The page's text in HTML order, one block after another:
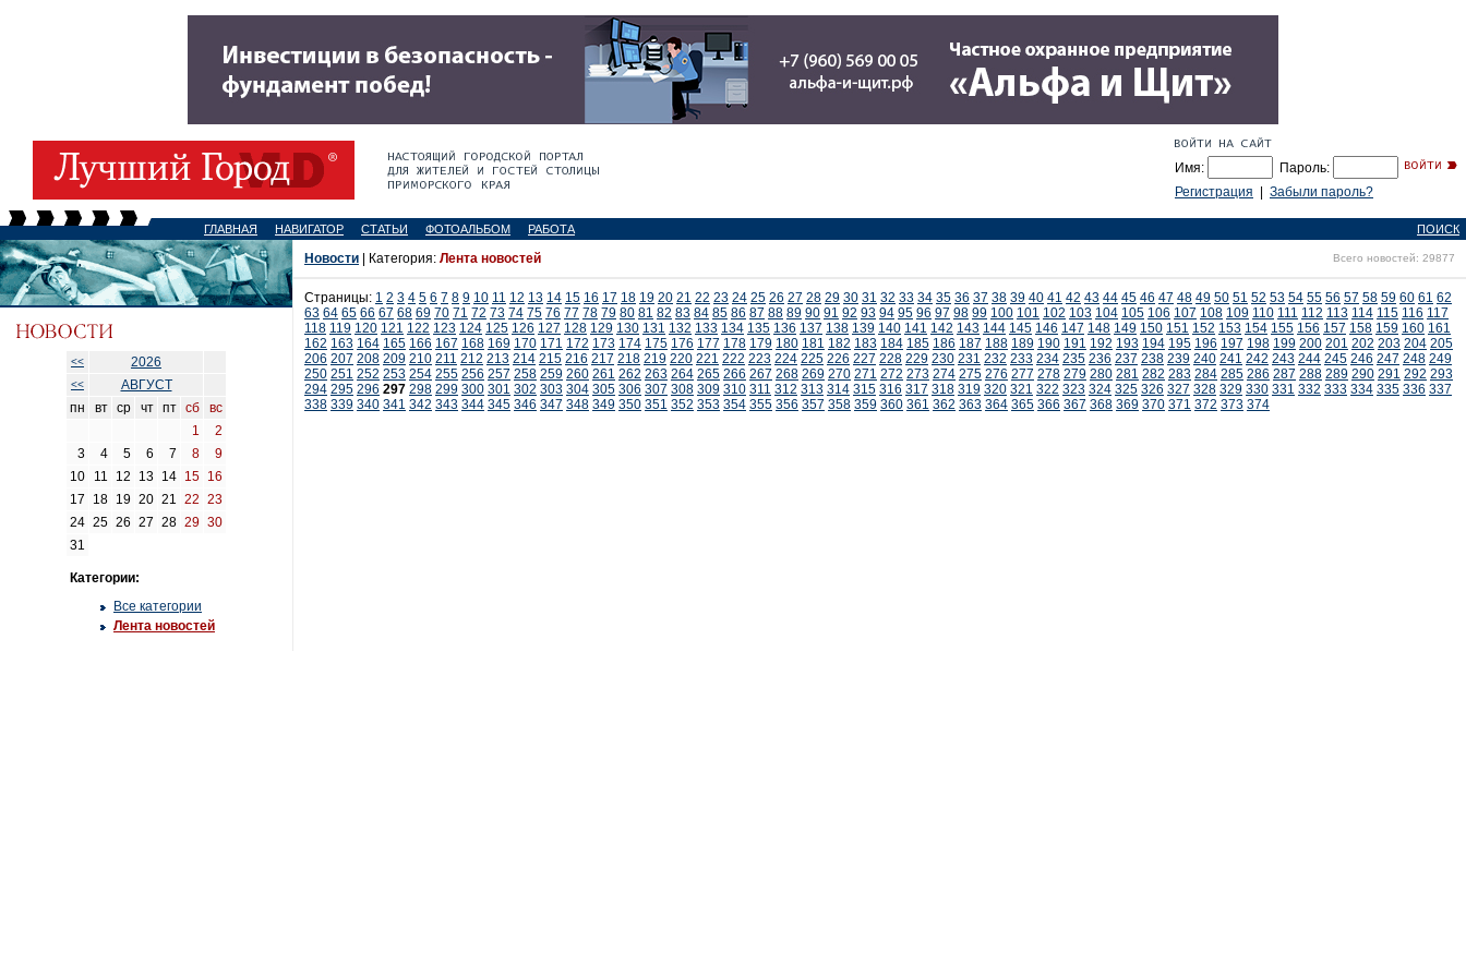
Имя:
Пароль:
Регистрация
Забыли пароль?
ГЛАВНАЯ НАВИГАТОР СТАТЬИ ФОТОАЛЬБОМ РАБОТА ПОИСК
<< 2026
<<
АВГУСТ
пн
вт ср чт пт сб
вс
1
2
3
4 5 6 7 8
9
10
11 12 13 14 15 16
17
18 19 20 21 22 23
24 25 26 27 28 29 30
31
Категории:
Все категории
Лента новостей
Новости | Категория: Лента новостей Всего новостей: 29877
Страницы: 1 2 3 4 5 6 7 8 9 10 11 12 13 14 15 16 17 18 19 20 21 22 23 24 25 26 27 28 29 30 31 32 33 34 35 36 37 38 39 40 41 42 43 44 45 46 47 48 49 50 51 52 53 54 55 56 57 58 59 60 61 62
63 64 65 66 67 68 69 70 71 72 73 74 75 76 77 78 79 80 81 82 83 84 85 86 87 88 89 90 91 92 93 94 95 96 97 98 99 100 101 102 103 104 105 106 107 108 109 110 111 112 113 114 115 116 117
118 119 120 121 122 123 124 125 126 127 128 129 130 131 132 133 134 135 136 137 138 139 140 141 142 143 144 145 146 147 148 149 150 151 152 153 154 155 156 157 158 159 160 161
162 163 164 165 166 167 168 169 170 171 172 173 174 175 176 177 178 179 180 181 182 183 184 185 186 187 188 189 190 191 192 193 194 195 196 197 198 199 200 201 202 203 204 205
206 207 208 209 210 211 212 213 214 215 216 217 218 219 220 221 222 223 224 225 226 227 228 229 230 231 232 233 234 235 236 237 238 239 240 241 242 243 244 245 246 247 248 249
250 251 252 253 254 255 256 257 258 259 260 261 262 263 264 265 266 267 268 269 270 271 272 273 274 275 276 277 278 279 280 281 282 283 284 285 286 287 288 289 290 291 292 293
294 295 296 297 298 299 300 301 302 303 304 305 306 307 308 309 310 311 312 313 314 315 316 317 318 319 320 321 322 323 324 325 326 327 328 329 330 331 332 333 334 335 336 337
338 339 340 341 342 343 344 345 346 347 348 349 350 351 352 353 354 355 356 357 358 359 360 361 362 363 364 365 366 367 368 369 370 371 372 373 374